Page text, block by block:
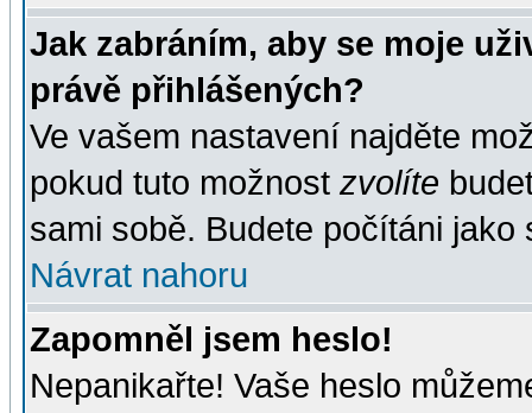
Jak zabráním, aby se moje
právě přihlášených?
Ve vašem nastavení najděte
pokud tuto možnost zvolíte
sami sobě. Budete počítáni jako
Návrat nahoru
Zapomněl jsem heslo!
Nepanikařte! Vaše heslo